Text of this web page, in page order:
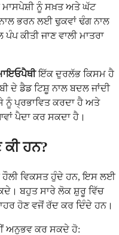
ਮਾਸਪੇਸ਼ੀ ਨੂੰ ਸਖ਼ਤ ਅਤੇ ਘੱਟ
ਨਾਲ ਭਰਨ ਲਈ ਢੁਕਵਾਂ ਢੰਗ ਨਾਲ
ਕੀਤੀ ਜਾਣ ਵਾਲੀ ਮਾਤਰਾ
ਇੱਕ ਦੁਰਲੱਭ ਕਿਸਮ ਹੈ
ਦੇ ਡੈਡ ਟਿਸ਼ੂ ਨਾਲ ਬਦਲ ਜਾਂਦੀ
ਨੂੰ ਪ੍ਰਭਾਵਿਤ ਕਰਦਾ ਹੈ ਅਤੇ
ਪੈਦਾ ਕਰ ਸਕਦਾ ਹੈ।
ਹਨ?
ਹੌਲੀ ਵਿਕਸਤ ਹੁੰਦੇ ਹਨ, ਇਸ ਲਈ
ਬਹੁਤ ਸਾਰੇ ਲੋਕ ਸ਼ੁਰੂ ਵਿੱਚ
ਹੋਣ ਵਜੋਂ ਰੱਦ ਕਰ ਦਿੰਦੇ ਹਨ।
ਅਨੁਭਵ ਕਰ ਸਕਦੇ ਹੋ: